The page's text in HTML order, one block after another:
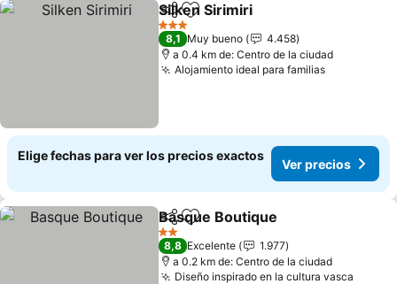
CompartirAgregar a favoritos
Silken Sirimiri
3 Estrellas
8,1 Muy bueno
4.458
a 0.4 km de: Centro de la ciudad
Alojamiento ideal para familiasVer
Elige fechas para ver los precios exactos
Ver precios
CompartirAgregar a favoritos
Basque Boutique
2 Estrellas
8,8 Excelente
1.977
a 0.2 km de: Centro de la ciudad
Diseño inspirado en la cultura vasca